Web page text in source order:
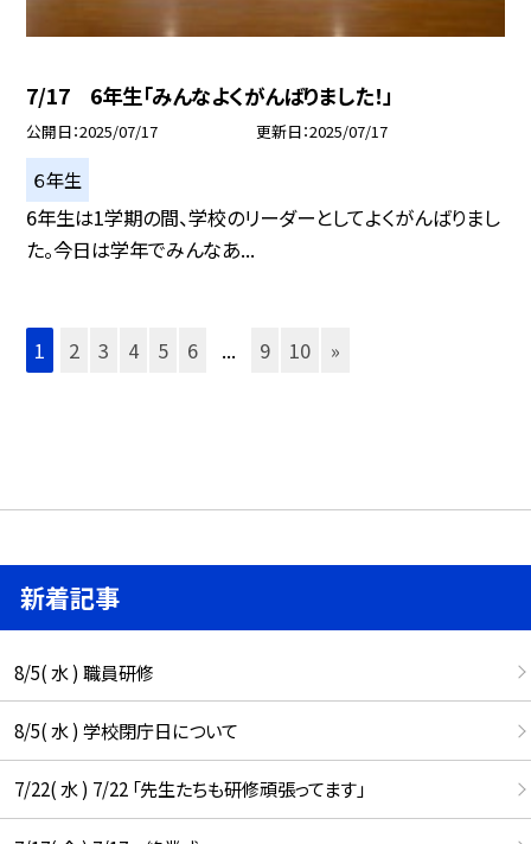
7/17 6年生「みんなよくがんばりました！」
公開日 2025/07/17 更新日 2025/07/17
６年生
6年生は1学期の間、学校のリーダーとしてよくがんばりまし
た。今日は学年でみんなあ...
1 2 3 4 5 6 ... 9 10 »
新着記事
8/5( 水 ) 職員研修
8/5( 水 ) 学校閉庁日について
7/22( 水 ) 7/22 「先生たちも研修頑張ってます」